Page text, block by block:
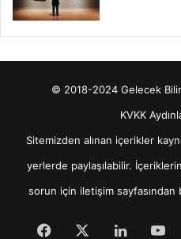
© 2018-2024 Gelecek
KVKK
Sitemizden alınan içerikler
yerlerde paylaşılabilir.
sorun için iletişimsayfasından
Facebook LinkedIn